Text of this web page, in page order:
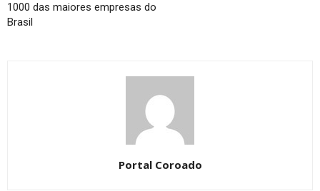
1000 das maiores empresas do
Brasil
Portal Coroado